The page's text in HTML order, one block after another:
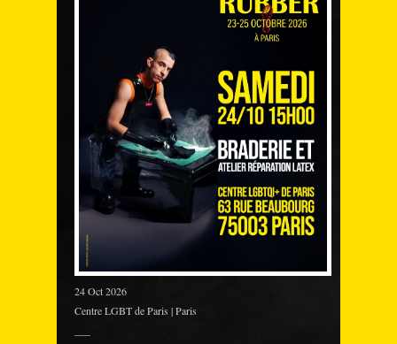
24 Oct 2026
Centre LGBT de Paris | Paris